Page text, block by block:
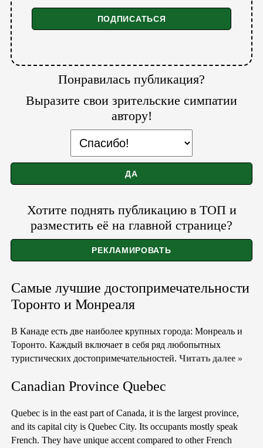
Понравилась публикация?
Выразите свои зрительские симпатии
автору!
Хотите поднять публикацию в ТОП и
разместить её на главной странице?
Самые лучшие достопримечательности
Торонто и Монреаля
В Канаде есть две наиболее крупных города: Монреаль и
Торонто. Каждый включает в себя ряд любопытных
туристических достопримечательностей. Читать далее »
Canadian Province Quebec
Quebec is in the east part of Canada, it is the largest province,
and its capital city is Quebec City. Its occupants mostly speak
French. They have unique accent compared to other French